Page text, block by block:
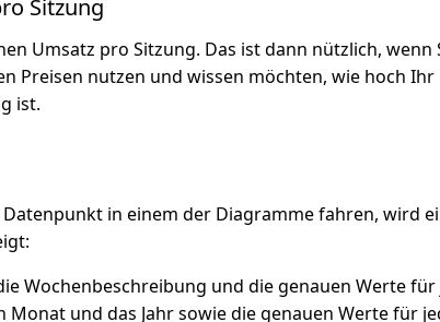
Sitzung
Umsatz pro Sitzung. Das ist dann nützlich, wenn
Preisen nutzen und wissen möchten, wie hoch Ihr
ist.
in einem der Diagramme fahren, wird
Wochenbeschreibung und die genauen Werte
Monat und das Jahr sowie die genauen Werte für